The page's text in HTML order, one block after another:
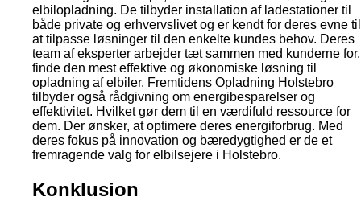
elbilopladning. De tilbyder installation af ladestationer til
både private og erhvervslivet og er kendt for deres evne
at tilpasse løsninger til den enkelte kundes behov. Deres
team af eksperter arbejder tæt sammen med kunderne
finde den mest effektive og økonomiske løsning til
opladning af elbiler. Fremtidens Opladning Holstebro
tilbyder også rådgivning om energibesparelser og
effektivitet. Hvilket gør dem til en værdifuld ressource for
dem. Der ønsker, at optimere deres energiforbrug. Med
deres fokus på innovation og bæredygtighed er de et
fremragende valg for elbilsejere i Holstebro.
Konklusion